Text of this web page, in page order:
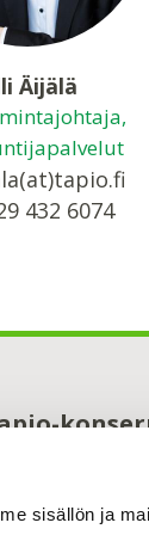
sisällön ja
Äijälä
432 6074
Helsinki
32 6000